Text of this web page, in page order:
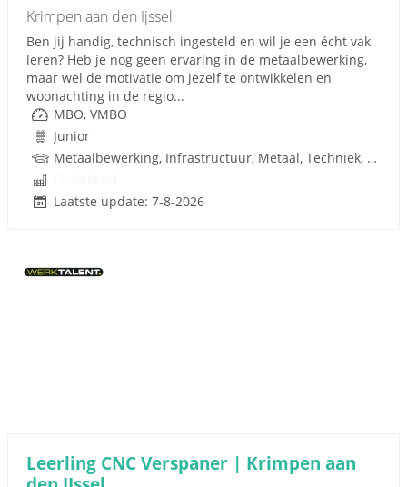
Krimpen aan den Ijssel
Ben jij handig, technisch ingesteld en wil je een écht vak
leren? Heb je nog geen ervaring in de metaalbewerking,
maar wel de motivatie om jezelf te ontwikkelen en
woonachting in de regio...
MBO, VMBO
Junior
Metaalbewerking, Infrastructuur, Metaal, Techniek, VMBO
Laatste update: 7-8-2026
Leerling CNC Verspaner | Krimpen aan